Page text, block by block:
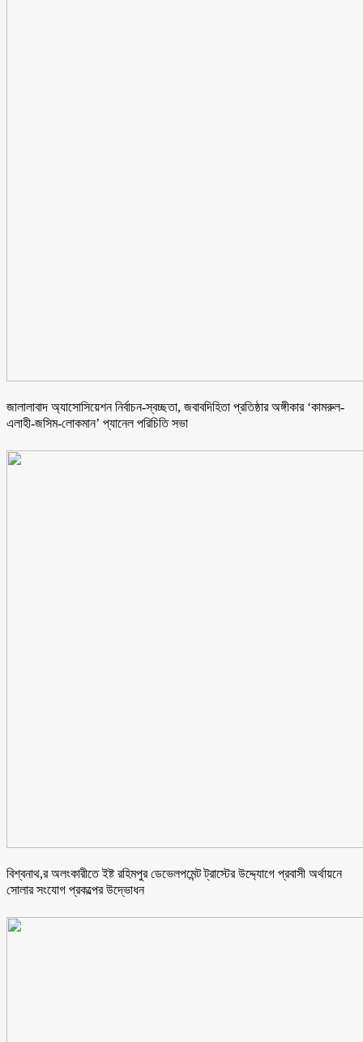
জালালাবাদ অ্যাসোসিয়েশন নির্বাচন-স্বচ্ছতা, জবাবদিহিতা প্রতিষ্ঠার অঙ্গীকার ‘কামরুল-
এলাহী-জসিম-লোকমান’ প্যানেল পরিচিতি সভা
বিশ্বনাথ,র অলংকারীতে ইষ্ট রহিমপুর ডেভেলপমেন্ট ট্রাস্টের উদ্দ্যোগে প্রবাসী অর্থায়নে
সোলার সংযোগ প্রকল্পের উদ্ভোধন